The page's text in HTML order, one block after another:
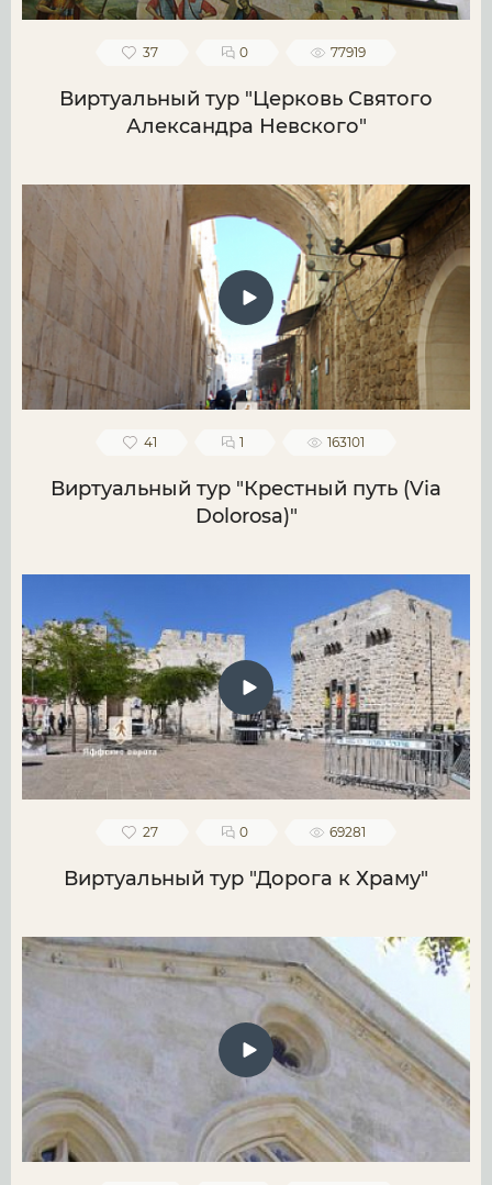
37 0 77919
Виртуальный тур "Церковь Святого
Александра Невского"
41 1 163101
Виртуальный тур "Крестный путь (Via
Dolorosa)"
27 0 69281
Виртуальный тур "Дорога к Храму"